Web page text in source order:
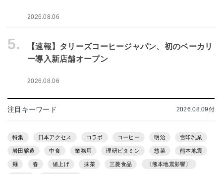
2026.08.06
5.
【速報】タリーズコーヒージャパン、初のベーカリ
ー導入新店舗オープン
2026.08.06
注目キーワード 2026.08.09付
特集 日本アクセス コラボ コーヒー 明治 雪印乳業
岩田醸造 中食 業務用 理研ビタミン 惣菜 熊本地震
麺 春 値上げ 抹茶 三菱食品 〔熊本地震影響〕